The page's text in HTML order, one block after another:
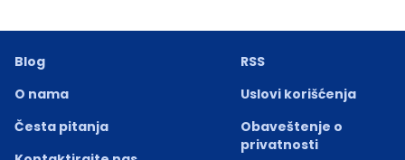
Blog
O nama
Česta pitanja
RSS
Uslovi korišćenja
Obaveštenje o
privatnosti